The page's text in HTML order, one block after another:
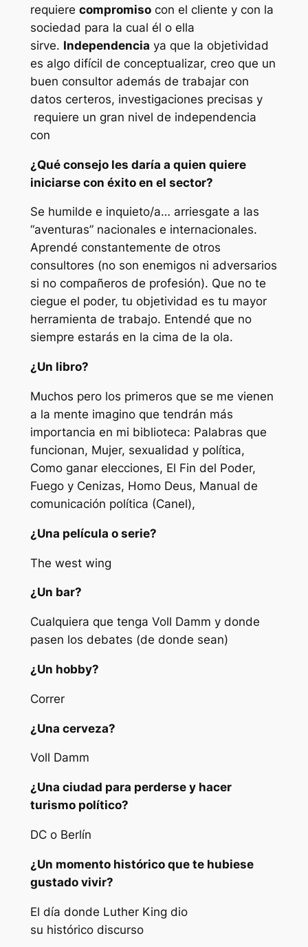
requiere compromisocon el cliente y con la
sociedad para la cual él o ella
sirve. Independencia ya que la objetividad
es algo difícil de conceptualizar, creo que un
buen consultor además de trabajar con
datos certeros, investigaciones precisas y
requiere un gran nivel de independencia
con
¿Qué consejo les daría a quien quiere
iniciarse con éxito en el sector?
Se humilde e inquieto/a… arriesgate a las
“aventuras” nacionales e internacionales.
Aprendé constantemente de otros
consultores (no son enemigos ni adversarios
si no compañeros de profesión). Que no te
ciegue el poder, tu objetividad es tu mayor
herramienta de trabajo. Entendé que no
siempre estarás en la cima de la ola.
¿Un libro?
Muchos pero los primeros que se me vienen
a la mente imagino que tendrán más
importancia en mi biblioteca: Palabras que
funcionan, Mujer, sexualidad y política,
Como ganar elecciones, El Fin del Poder,
Fuego y Cenizas, Homo Deus, Manual de
comunicación política (Canel),
¿Una película o serie?
The west wing
¿Un bar?
Cualquiera que tenga Voll Damm y donde
pasen los debates (de donde sean)
¿Un hobby?
Correr
¿Una cerveza?
Voll Damm
¿Una ciudad para perderse y hacer
turismo político?
DC o Berlín
¿Un momento histórico que te hubiese
gustado vivir?
El día donde Luther King dio
su histórico discurso